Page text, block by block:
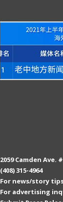
2059 Camden Ave.
(408) 315-4964
For news/story
For advertising